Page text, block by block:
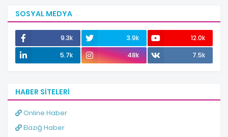
SOSYAL MEDYA
9.3k 3.9k
12.0k
5.7k
48k 7.5k
HABER SITELERI
Online Haber
Elazığ Haber